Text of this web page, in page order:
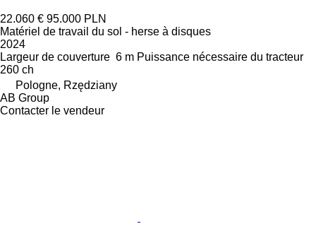
22.060 € 95.000 PLN
Matériel de travail du sol - herse à disques
2024
Largeur de couverture 6 m Puissance nécessaire du tracteur
260 ch
Pologne, Rzędziany
AB Group
Contacter le vendeur